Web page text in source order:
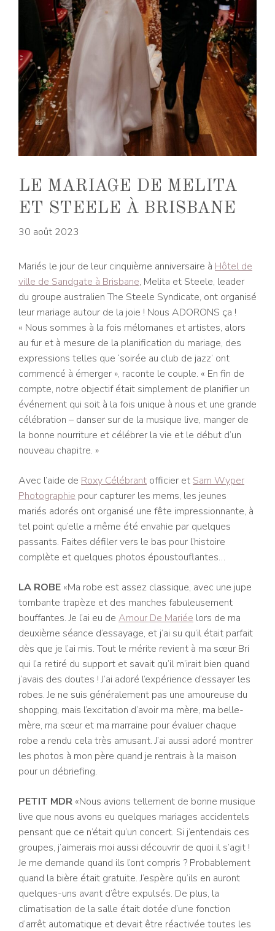
LE MARIAGE DE MELITA
ET STEELE À BRISBANE
30 août 2023
Mariés le jour de leur cinquième anniversaire à Hôtel de
ville de Sandgate à Brisbane, Melita et Steele, leader
du groupe australien The Steele Syndicate, ont organisé
leur mariage autour de la joie ! Nous ADORONS ça !
« Nous sommes à la fois mélomanes et artistes, alors
au fur et à mesure de la planification du mariage, des
expressions telles que ‘soirée au club de jazz’ ont
commencé à émerger », raconte le couple. « En fin de
compte, notre objectif était simplement de planifier un
événement qui soit à la fois unique à nous et une grande
célébration – danser sur de la musique live, manger de
la bonne nourriture et célébrer la vie et le début d’un
nouveau chapitre. »
Avec l’aide de Roxy Célébrant officier et Sam Wyper
Photographie pour capturer les mems, les jeunes
mariés adorés ont organisé une fête impressionnante, à
tel point qu’elle a même été envahie par quelques
passants. Faites défiler vers le bas pour l’histoire
complète et quelques photos époustouflantes…
LA ROBE «Ma robe est assez classique, avec une jupe
tombante trapèze et des manches fabuleusement
bouffantes. Je l’ai eu de Amour De Mariée lors de ma
deuxième séance d’essayage, et j’ai su qu’il était parfait
dès que je l’ai mis. Tout le mérite revient à ma sœur Bri
qui l’a retiré du support et savait qu’il m’irait bien quand
j’avais des doutes ! J’ai adoré l’expérience d’essayer les
robes. Je ne suis généralement pas une amoureuse du
shopping, mais l’excitation d’avoir ma mère, ma belle-
mère, ma sœur et ma marraine pour évaluer chaque
robe a rendu cela très amusant. J’ai aussi adoré montrer
les photos à mon père quand je rentrais à la maison
pour un débriefing.
PETIT MDR «Nous avions tellement de bonne musique
live que nous avons eu quelques mariages accidentels
pensant que ce n’était qu’un concert. Si j’entendais ces
groupes, j’aimerais moi aussi découvrir de quoi il s’agit !
Je me demande quand ils l’ont compris ? Probablement
quand la bière était gratuite. J’espère qu’ils en auront
quelques-uns avant d’être expulsés. De plus, la
climatisation de la salle était dotée d’une fonction
d’arrêt automatique et devait être réactivée toutes les